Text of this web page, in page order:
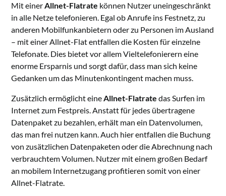
Mit einerAllnet-Flatrate können Nutzer uneingeschränkt
in alle Netze telefonieren. Egal ob Anrufe ins Festnetz, zu
anderen Mobilfunkanbietern oder zu Personen im Ausland
– mit einer Allnet-Flat entfallen die Kosten für einzelne
Telefonate. Dies bietet vor allem Vieltelefonierern eine
enorme Ersparnis und sorgt dafür, dass man sich keine
Gedanken um das Minutenkontingent machen muss.
Zusätzlich ermöglicht eineAllnet-Flatrate das Surfen im
Internet zum Festpreis. Anstatt für jedes übertragene
Datenpaket zu bezahlen, erhält man ein Datenvolumen,
das man frei nutzen kann. Auch hier entfallen die Buchung
von zusätzlichen Datenpaketen oder die Abrechnung nach
verbrauchtem Volumen. Nutzer mit einem großen Bedarf
an mobilem Internetzugang profitieren somit von einer
Allnet-Flatrate.